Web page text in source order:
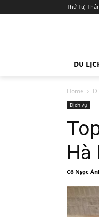
Thứ Tư,
DU
Home
Dịch Vụ
Hà
Cô Ngọc